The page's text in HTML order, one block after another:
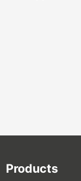
Products